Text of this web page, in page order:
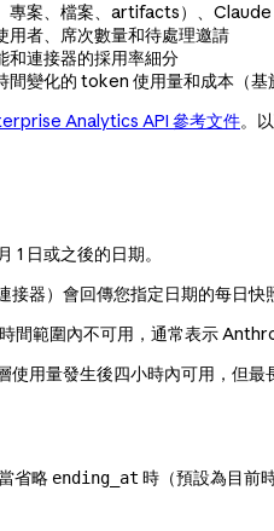
案、檔案、artifacts）、
者、席次數量和待處理邀請
連接器的採用率細分
變化的 token 使用量和成本（基
Analytics API 參考文件。
日或之後的日期。
接器）會回傳您指定日期的每日快
間範圍內不可用，通常表示
使用量發生後四小時內可用，但
省略 ending_at 時（預設為目前